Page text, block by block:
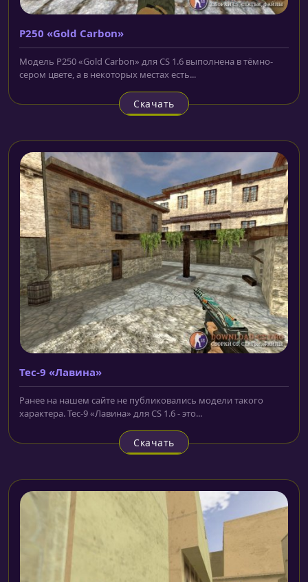
P250 «Gold Carbon»
Модель P250 «Gold Carbon» для CS 1.6 выполнена в тёмно-
сером цвете, а в некоторых местах есть...
Скачать
Tec-9 «Лавина»
Ранее на нашем сайте не публиковались модели такого
характера. Tec-9 «Лавина» для CS 1.6 - это...
Скачать